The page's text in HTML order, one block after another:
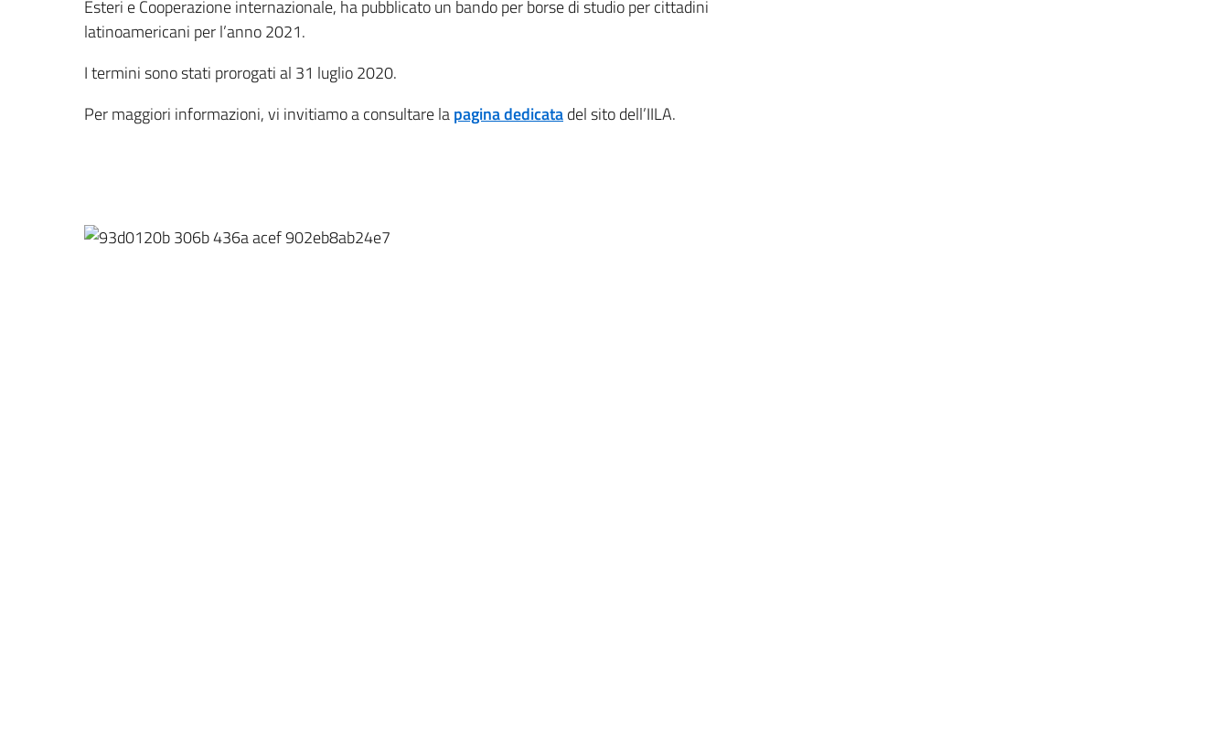
Esteri e Cooperazione internazionale, ha pubblicato un bando per borse di studio per cittadini
latinoamericani per l’anno 2021.
I termini sono stati prorogati al 31 luglio 2020.
Per maggiori informazioni, vi invitiamo a consultare lapagina dedicatadel sito dell’IILA.